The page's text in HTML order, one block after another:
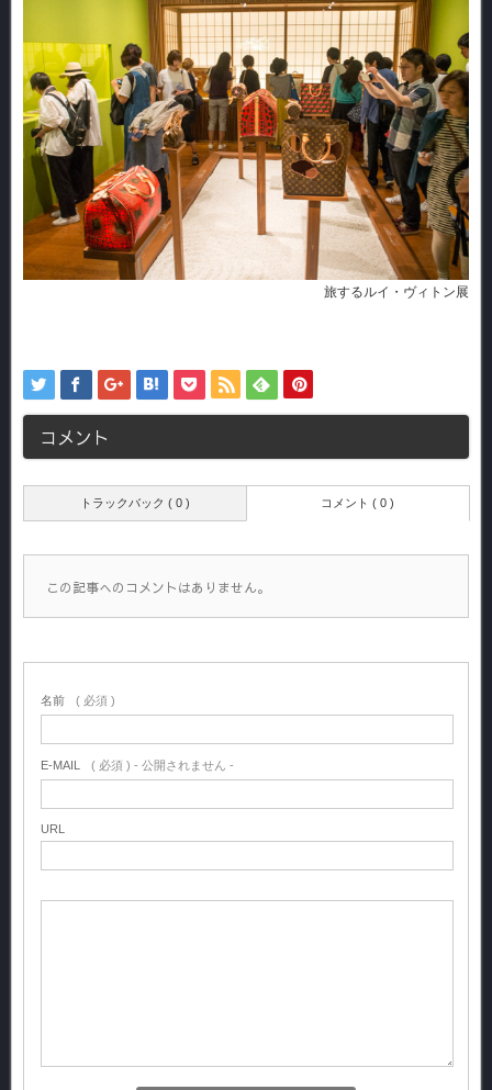
旅するルイ・ヴィトン展
コメント
トラックバック ( 0 ) コメント ( 0 )
この記事へのコメントはありません。
名前 ( 必須 )
E-MAIL ( 必須 ) - 公開されません -
URL